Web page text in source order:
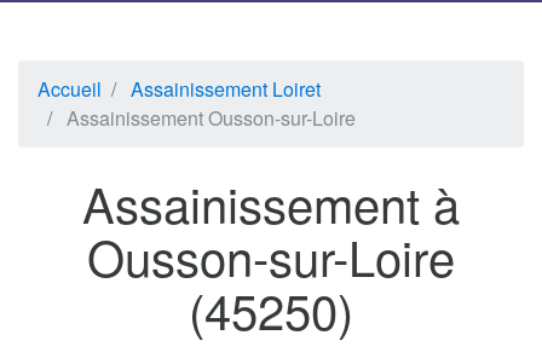
Accueil
Assainissement Loiret
Assainissement Ousson-sur-Loire
Assainissement à
Ousson-sur-Loire
(45250)